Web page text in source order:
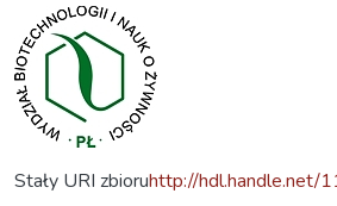
Stały URI zbioruhttp://hdl.handle.net/